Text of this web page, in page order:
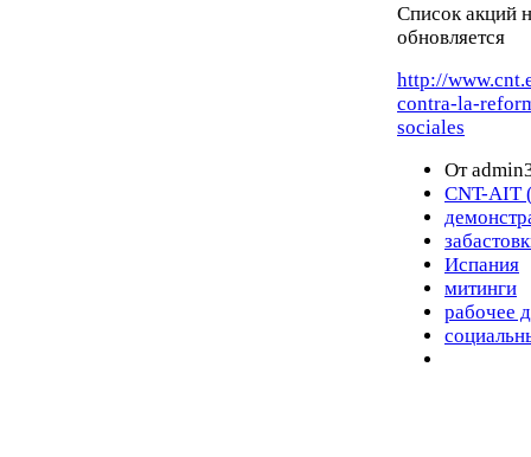
Список акций
обновляется
http://
contra-la-
sociales
От
CNT-AIT
Испания
митинги
рабочее